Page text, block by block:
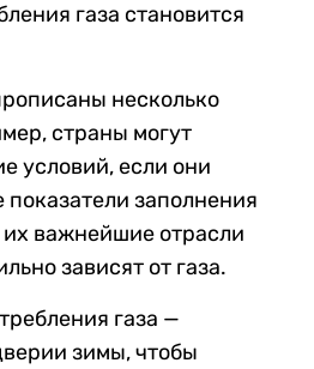
газа становится
несколько
страны могут
условий, если они
заполнения
важнейшие отрасли
зависят от газа.
газа —
зимы, чтобы